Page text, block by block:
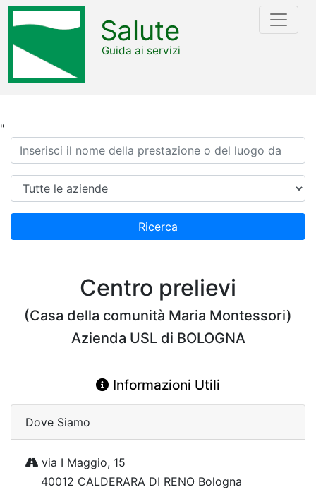
"
Salute
Guida ai servizi
Ricerca
Azienda
Ricerca
Centro prelievi
(Casa della comunità Maria Montessori)
Azienda USL di BOLOGNA
Informazioni Utili
Dove Siamo
via I Maggio, 15
40012 CALDERARA DI RENO Bologna